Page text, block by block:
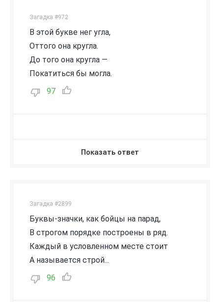
Загадка #972
В этой букве нег угла,
Оттого она кругла.
До того она кругла —
Покатиться бы могла.
97
Показать ответ
Загадка #2899
Буквы-значки, как бойцы на парад,
В строгом порядке построены в ряд.
Каждый в условленном месте стоит
А называется строй...
96